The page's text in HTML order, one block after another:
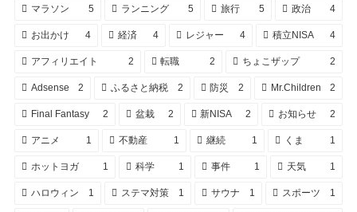
マラソン 5 ランニング 5 旅行 5 政治 4
お出かけ 4 経済 4 レジャー 4 積立NISA 4
アフィリエイト 2 転職 2 ちょこザップ 2
Adsense 2 ふるさと納税 2 防災 2 Mr.Children 2
Final Fantasy 2 盆栽 2 新NISA 2 お知らせ 2
アニメ 1 不動産 1 継続 1 くま 1
ホットヨガ 1 科学 1 事件 1 天気 1
ハロウィン 1 ステマ対策 1 サウナ 1 スポーツ 1